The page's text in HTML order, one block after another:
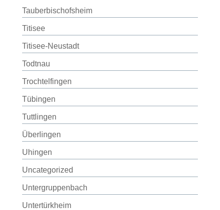
Tauberbischofsheim
Titisee
Titisee-Neustadt
Todtnau
Trochtelfingen
Tübingen
Tuttlingen
Überlingen
Uhingen
Uncategorized
Untergruppenbach
Untertürkheim